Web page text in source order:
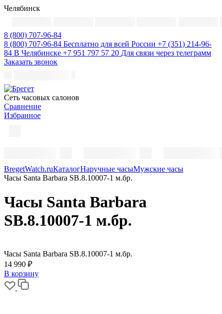
Челябинск
8 (800) 707-96-84
8 (800) 707-96-84 Бесплатно для всей России +7 (351) 214-96-
84 В Челябинске +7 951 797 57 20 Для связи через телеграмм
Заказать звонок
Cеть часовых салонов
Сравнение
Избранное
BregetWatch.ruКаталогНаручные часыМужские часы
Часы Santa Barbara SB.8.10007-1 м.бр.
Часы Santa Barbara
SB.8.10007-1 м.бр.
Часы Santa Barbara SB.8.10007-1 м.бр.
14 990 ₽
В корзину